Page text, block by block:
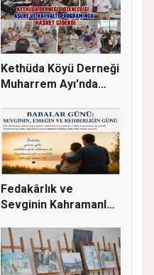
Kethüda Köyü Derneği
Muharrem Ayı'nda
Fedakârlık ve
Sevginin Kahramanları